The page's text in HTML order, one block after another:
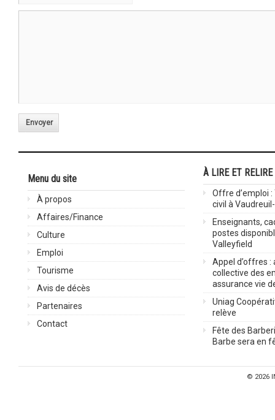
Envoyer
Menu du site
À propos
Affaires/Finance
Culture
Emploi
Tourisme
Avis de décès
Partenaires
Contact
À LIRE ET RELIRE
Offre d’emploi
civil à
Enseignants,
postes
Valleyfield
Appel d’offres :
collective des
assurance vie
Uniag
relève
Fête des
Barbe sera en
© 2026